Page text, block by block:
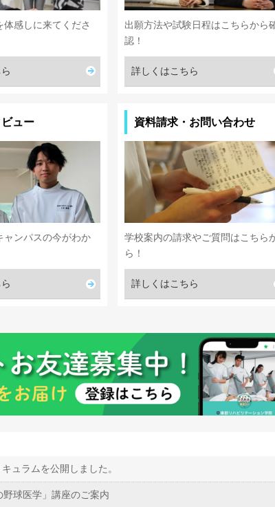
体感しに来てくださ
出願方法や試験日程はこちらから
認！
詳しくはこちら
ュー
ャンパスの今がわか
資料請求・お問い合わせ
学校案内の請求やご質問はこちら
ら！
詳しくはこちら
ュラムを公開しました。
野球医学」講座のご案内